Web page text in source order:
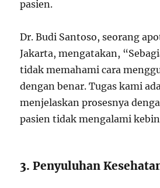
pasien.
Dr. Budi Santoso, seorang
Jakarta, mengatakan,
tidak memahami cara
dengan benar. Tugas kami
menjelaskan prosesnya
pasien tidak mengalami
3. Penyuluhan